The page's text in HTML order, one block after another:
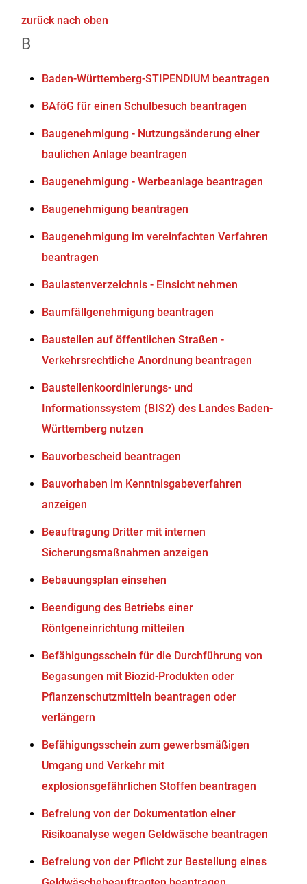
zurück nach oben
B
Baden-Württemberg-STIPENDIUM beantragen
BAföG für einen Schulbesuch beantragen
Baugenehmigung - Nutzungsänderung einer
baulichen Anlage beantragen
Baugenehmigung - Werbeanlage beantragen
Baugenehmigung beantragen
Baugenehmigung im vereinfachten Verfahren
beantragen
Baulastenverzeichnis - Einsicht nehmen
Baumfällgenehmigung beantragen
Baustellen auf öffentlichen Straßen -
Verkehrsrechtliche Anordnung beantragen
Baustellenkoordinierungs- und
Informationssystem (BIS2) des Landes Baden-
Württemberg nutzen
Bauvorbescheid beantragen
Bauvorhaben im Kenntnisgabeverfahren
anzeigen
Beauftragung Dritter mit internen
Sicherungsmaßnahmen anzeigen
Bebauungsplan einsehen
Beendigung des Betriebs einer
Röntgeneinrichtung mitteilen
Befähigungsschein für die Durchführung von
Begasungen mit Biozid-Produkten oder
Pflanzenschutzmitteln beantragen oder
verlängern
Befähigungsschein zum gewerbsmäßigen
Umgang und Verkehr mit
explosionsgefährlichen Stoffen beantragen
Befreiung von der Dokumentation einer
Risikoanalyse wegen Geldwäsche beantragen
Befreiung von der Pflicht zur Bestellung eines